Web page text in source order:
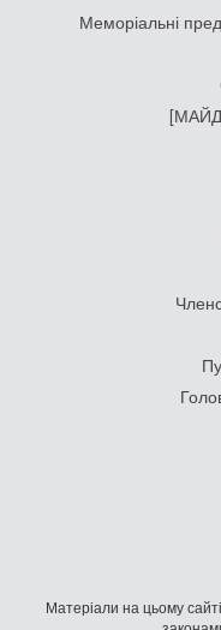
Меморіальні
Матеріали на цьому